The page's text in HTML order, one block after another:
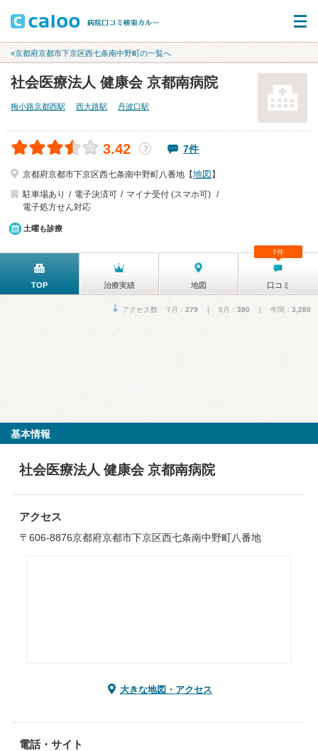
«京都府京都市下京区西七条南中野町の一覧へ
社会医療法人 健康会 京都南病院
梅小路京都西駅 西大路駅 丹波口駅
3.42 ？ 7件
京都府京都市下京区西七条南中野町八番地【地図 】
駐車場あり
電子決済可
マイナ受付 (スマホ可)
電子処方せん対応
土曜も診療
TOP 治療実績 地図 口コミ
7件
アクセス数 7月： 279 | 6月： 380 | 年間： 3,280
基本情報
社会医療法人 健康会 京都南病院
アクセス
〒606-8876京都府京都市下京区西七条南中野町八番地
大きな地図・アクセス
電話・サイト